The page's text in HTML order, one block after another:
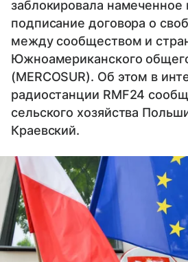
заблокировала намеченное
подписание договора о
между сообществом и
Южноамериканского
(MERCOSUR). Об этом в
радиостанции RMF24
сельского хозяйства
Краевский.